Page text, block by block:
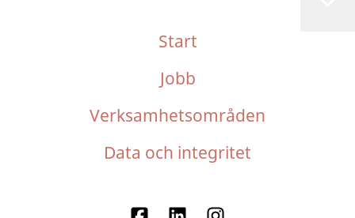
Start
Jobb
Verksamhetsområden
Data och integritet